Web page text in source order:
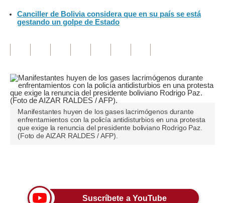
Plus G
Editorial
Pregunta de hoy
Blogs
Tendencias
Lujo
Estilos
Canciller de Bolivia considera que en su país se está
gestando un golpe de Estado
Manifestantes huyen de los gases lacrimógenos durante
enfrentamientos con la policía antidisturbios en una protesta
que exige la renuncia del presidente boliviano Rodrigo Paz.
(Foto de AIZAR RALDES / AFP).
Suscríbete a YouTube